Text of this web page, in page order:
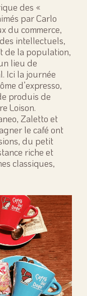
des «
par Carlo
du commerce,
intellectuels,
de la population,
lieu de
Ici la journée
d’expresso,
produis de
Loison.
Zaletto et
le café ont
du petit
riche et
classiques,